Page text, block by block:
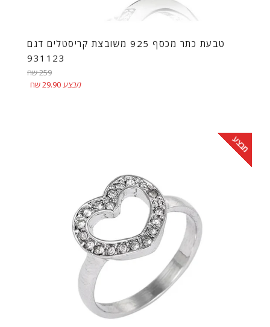
טבעת כתר מכסף 925 משובצת קריסטלים דגם
931123
מחיר
רגיל
259 שח
מבצע29.90 שח
מבצע